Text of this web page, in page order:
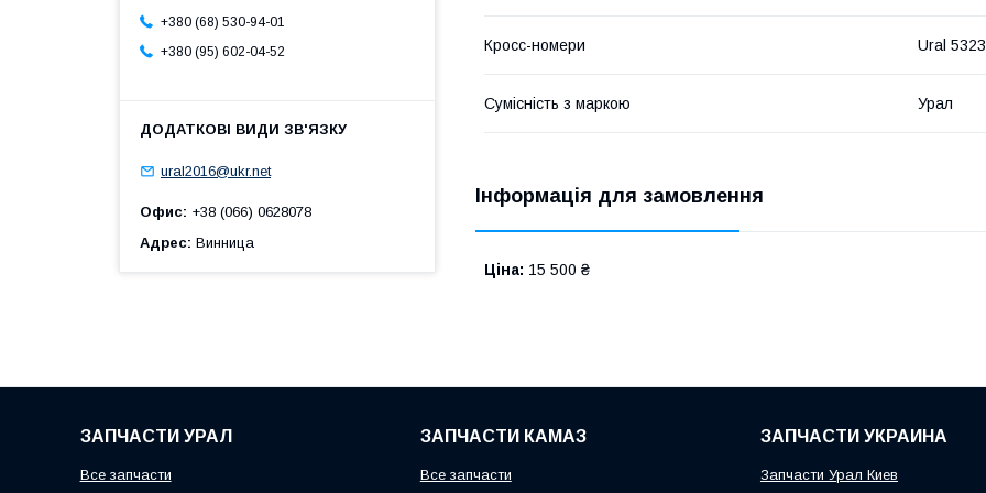
Кросс-номери Ural
Сумісність з маркою Урал
Інформація для замовлення
Ціна: 15 500 ₴
+380 (68) 530-94-01
+380 (95) 602-04-52
ural2016@ukr.net
Офис +38 (066) 0628078
Адрес Винница
ЗАПЧАСТИ УРАЛ
Все запчасти
ЗАПЧАСТИ КАМАЗ
Все запчасти
ЗАПЧАСТИ УКРАИНА
Запчасти Урал Киев